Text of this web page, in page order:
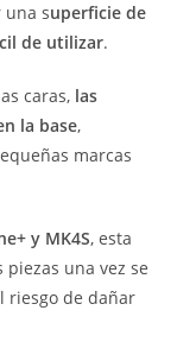
una superficie de
de utilizar.
caras, las
la base,
marcas
y MK4S, esta
una vez se
riesgo de dañar